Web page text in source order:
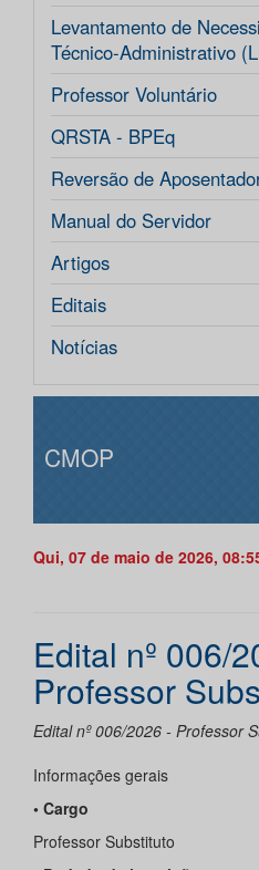
Levantamento de
Técnico-Administrativo
Professor Voluntário
QRSTA - BPEq
Reversão de
Manual do Servidor
Artigos
Editais
Notícias
CMOP
Qui, 07 de maio de 2026,
Edital nº 006/
Professor
Edital nº 006/2026 - Professor
Informações gerais
• Cargo
Professor Substituto